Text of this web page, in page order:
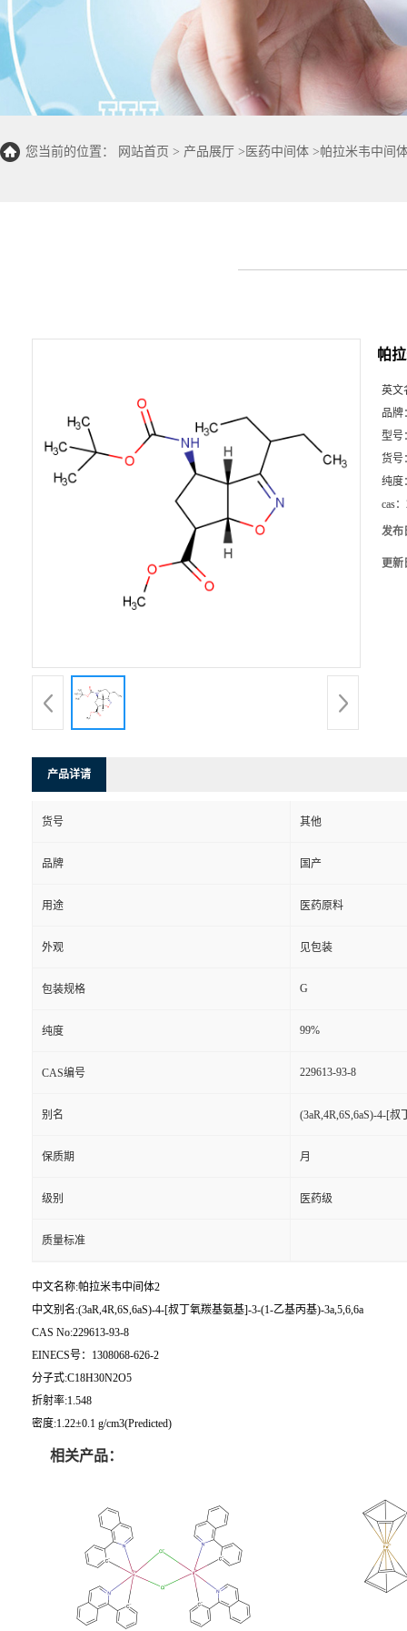
您当前的位置： 网站首页 > 产品展厅 > 医药中间体 >帕拉米韦中间
帕
英文
品牌
型号
货号
纯度
cas：
发布
更新
产品详请
货号 其他
品牌 国产
用途 医药原料
外观 见包装
包装规格 G
纯度 99%
CAS编号 229613-93-8
别名 (3aR,4R,6S,6aS)-4-[
保质期 月
级别 医药级
质量标准
中文名称:帕拉米韦中间体2
中文别名:(3aR,4R,6S,6aS)-4-[叔丁氧羰基氨基]-3-(1-乙基丙基)-3a,5,6,6a
CAS No:229613-93-8
EINECS号：1308068-626-2
分子式:C18H30N2O5
折射率:1.548
密度:1.22±0.1 g/cm3(Predicted)
相关产品：